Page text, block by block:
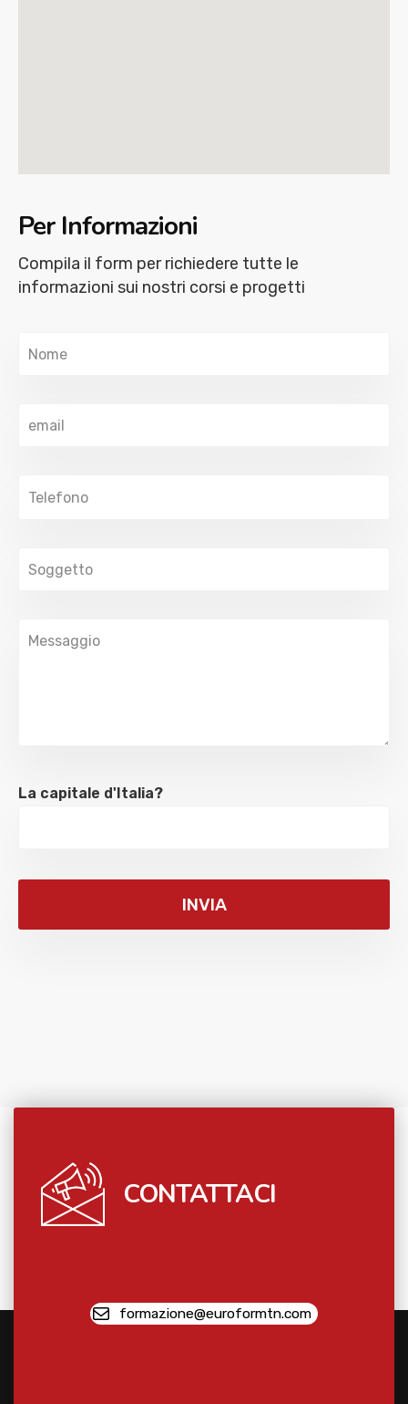
Per Informazioni
Compila il form per richiedere tutte le
informazioni sui nostri corsi e progetti
La capitale d'Italia?
CONTATTACI
formazione@euroformtn.com